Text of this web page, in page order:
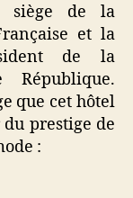
siège de la
et la
de la
que cet hôtel
prestige de
: